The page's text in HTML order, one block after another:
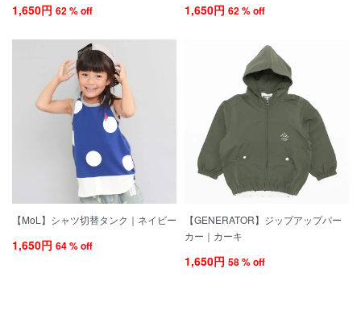
1,650円 62 % off 1,650円 62 % off
【MoL】シャツ切替タンク｜ネイビー
1,650円 64 % off
【GENERATOR】ジップアップパー
カー｜カーキ
1,650円 58 % off